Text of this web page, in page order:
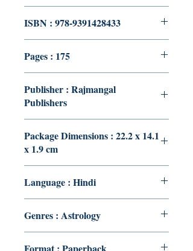
ISBN : 978-9391428433
Pages : 175
Publisher : Rajmangal
Publishers
Package Dimensions : 22.2 x 14.1
x 1.9 cm
Language : Hindi
Genres : Astrology